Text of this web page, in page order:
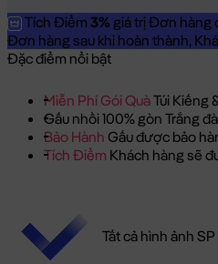
Tích Điểm 3% giá trị Đơn hàng
Đơn hàng sau khi hoàn thành,
Đặc điểm nổi bật
Miễn Phí Gói QuàTúi Kiếng
Gấu nhồi 100% gòn Trắng
Bảo Hành Gấu được bảo
Tích Điểm Khách hàng sẽ
Tất cả hình ảnh